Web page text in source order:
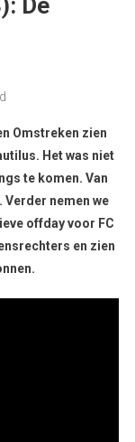
Omstreken zien
Het was niet
te komen. Van
Verder nemen we
offday voor FC
en zien